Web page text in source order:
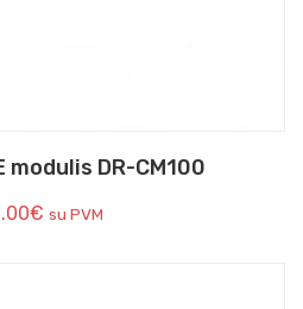
modulis DR-CM100
€ su PVM